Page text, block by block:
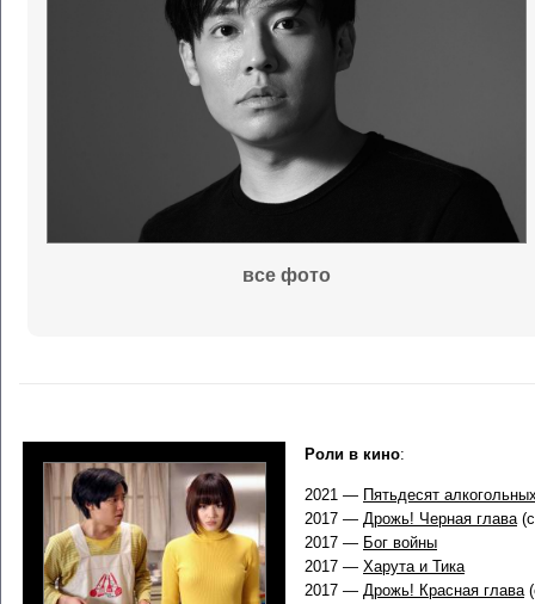
все фото
Роли в кино:
2021 — Пятьдесят
2017 — Дрожь! Черная глава
2017 — Бог войны
2017 — Харута и Тика
2017 — Дрожь! Красная глава